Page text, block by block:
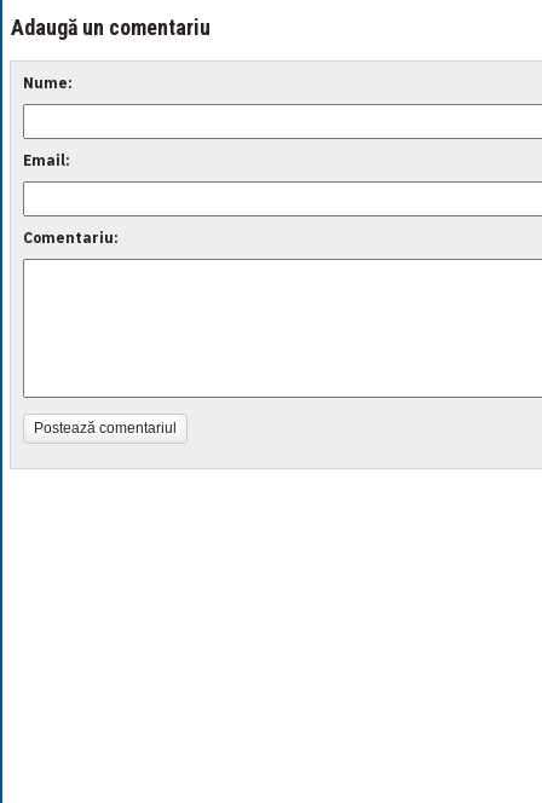
Adaugă un comentariu
Nume:
Email:
Comentariu:
Postează comentariul